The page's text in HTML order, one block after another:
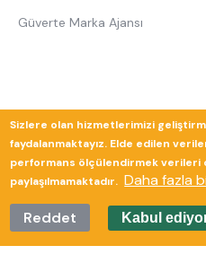
Güverte Marka Ajansı
Sizlere olan hizmetlerimizi
faydalanmaktayız. Elde edilen
performans ölçülendirmek verileri
paylaşılmamaktadır. Daha fazla
Reddet
Kabul